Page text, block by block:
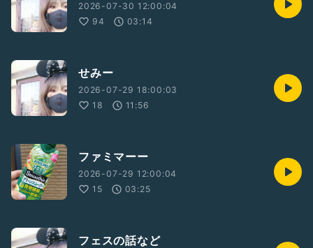
2026-07-30 12:00:04
94
03:14
せみー
2026-07-29 18:00:03
18
11:56
ファミマーー
2026-07-29 12:00:04
15
03:25
フェスの話など